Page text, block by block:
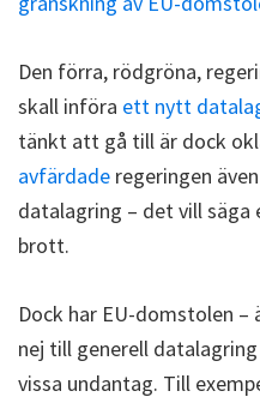
Den förra, rödgröna,
skall införa ett nytt
tänkt att gå till är dock
avfärdade regeringen
datalagring – det vill
brott.
Dock har EU-domstolen
nej till generell
vissa undantag. Till